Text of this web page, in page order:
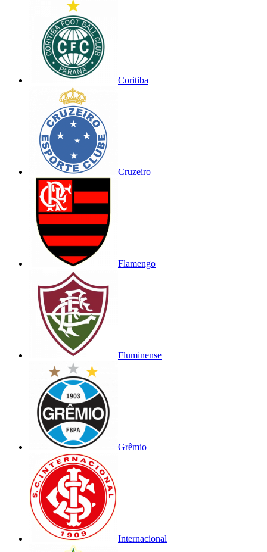
Coritiba
Cruzeiro
Flamengo
Fluminense
Grêmio
Internacional